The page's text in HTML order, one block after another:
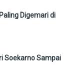
Digemari di
Soekarno Sampai